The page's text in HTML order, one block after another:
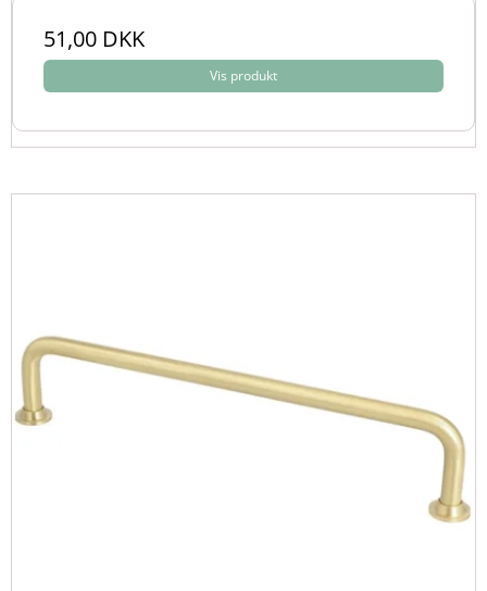
51,00 DKK
Vis produkt